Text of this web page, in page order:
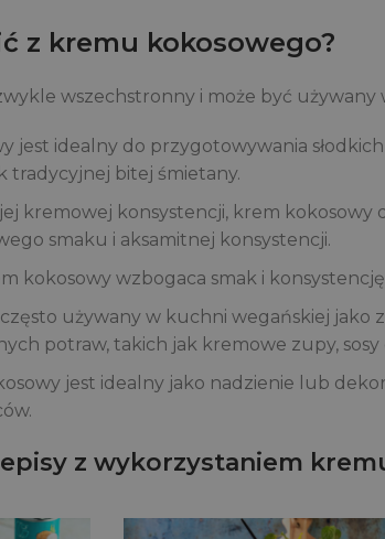
z kremu kokosowego?
wszechstronny i może być
jest idealny do przygotowywania
tradycyjnej bitej śmietany.
kremowej konsystencji, krem
smaku i aksamitnej konsystencji.
kokosowy wzbogaca smak i
często używany w kuchni wegańskiej
potraw, takich jak kremowe zupy, sosy
jest idealny jako nadzienie lub
z wykorzystaniem